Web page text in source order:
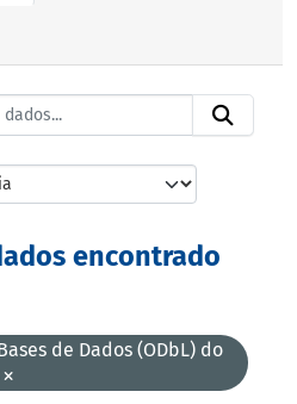
encontrado
de Dados (ODbL) do